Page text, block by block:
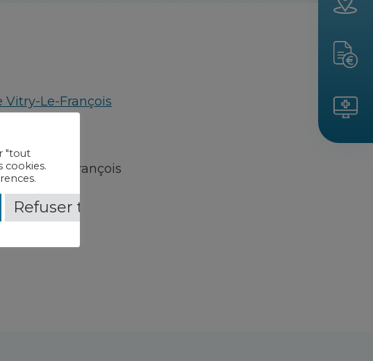
Vitry-Le-François
Vitry-Le-François
"tout
cookies.
Refuser tout